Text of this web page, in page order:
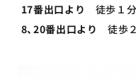
17番出口より
徒歩１分
8、20番出口より
徒歩